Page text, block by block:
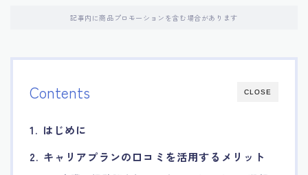
8.非公開求人の魅力
記事内に商品プロモーションを含む場合があります
CLOSE
Contents
1. はじめに
2. キャリアプランの口コミを活用するメリット